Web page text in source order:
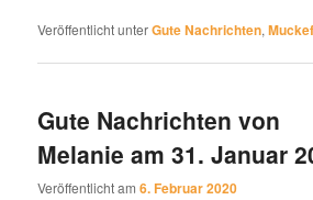
Veröffentlicht unterGute Nachrichten,
Gute Nachrichten von
Melanie am 31. Januar
Veröffentlicht am6. Februar 2020